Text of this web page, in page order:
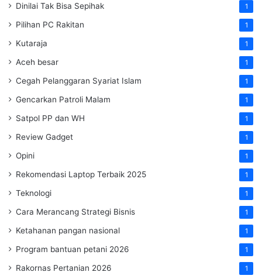
Dinilai Tak Bisa Sepihak 1
Pilihan PC Rakitan 1
Kutaraja 1
Aceh besar 1
Cegah Pelanggaran Syariat Islam 1
Gencarkan Patroli Malam 1
Satpol PP dan WH 1
Review Gadget 1
Opini 1
Rekomendasi Laptop Terbaik 2025 1
Teknologi 1
Cara Merancang Strategi Bisnis 1
Ketahanan pangan nasional 1
Program bantuan petani 2026 1
Rakornas Pertanian 2026 1